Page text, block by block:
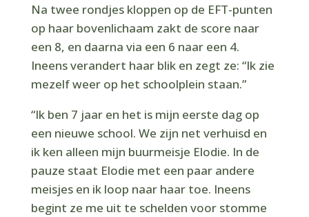
Na twee rondjes kloppen op de EFT-punten
op haar bovenlichaam zakt de score naar
een 8, en daarna via een 6 naar een 4.
Ineens verandert haar blik en zegt ze: “Ik zie
mezelf weer op het schoolplein staan.”
“Ik ben 7 jaar en het is mijn eerste dag op
een nieuwe school. We zijn net verhuisd en
ik ken alleen mijn buurmeisje Elodie. In de
pauze staat Elodie met een paar andere
meisjes en ik loop naar haar toe. Ineens
begint ze me uit te schelden voor stomme